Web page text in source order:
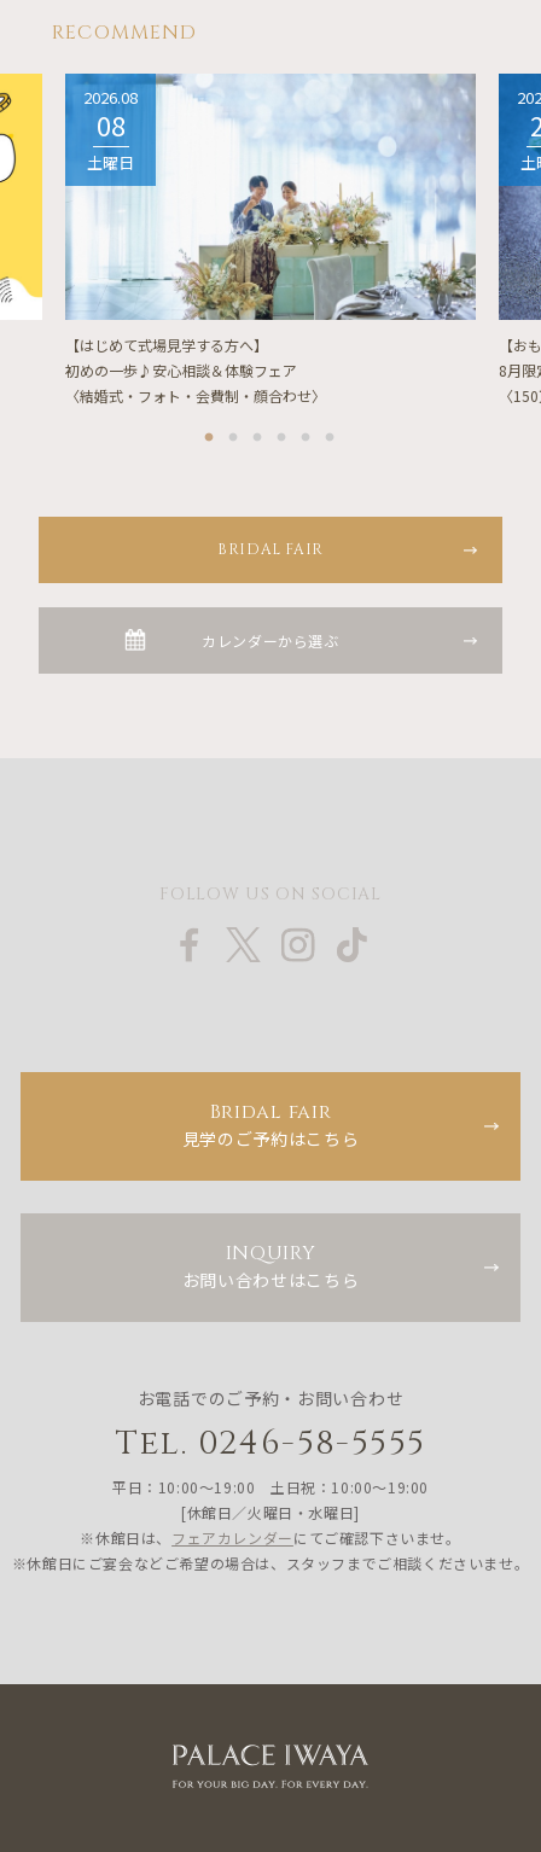
RECOMMEND
2026.08
08
土曜日
【はじめて式場見学する方へ】
初めの一歩♪安心相談＆体験フェア
〈結婚式・フォト・会費制・顔合わせ〉
土
【お
8月限
〈
BRIDAL FAIR
カレンダーから選ぶ
FOLLOW US ON SOCIAL
Bridal fair
見学のご予約はこちら
INQUIRY
お問い合わせはこちら
お電話でのご予約・お問い合わせ
Tel. 0246-58-5555
平日：10:00〜19:00 土日祝：10:00〜19:00
[休館日／火曜日・水曜日]
※休館日は、 フェアカレンダーにてご確認下さいませ。
※休館日にご宴会などご希望の場合は、スタッフまでご相談くださいませ。